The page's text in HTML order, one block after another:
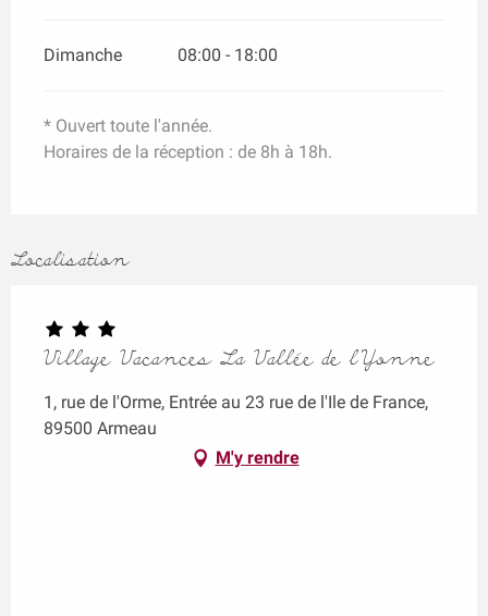
Dimanche 08:00 - 18:00
* Ouvert toute l'année.
Horaires de la réception : de 8h à 18h.
Localisation
Village Vacances La Vallée de l'Yonne
1, rue de l'Orme, Entrée au 23 rue de l'Ile de France,
89500 Armeau
M'y rendre